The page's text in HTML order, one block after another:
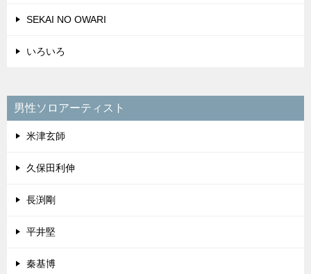
SEKAI NO OWARI
いろいろ
男性ソロアーティスト
米津玄師
久保田利伸
長渕剛
平井堅
秦基博